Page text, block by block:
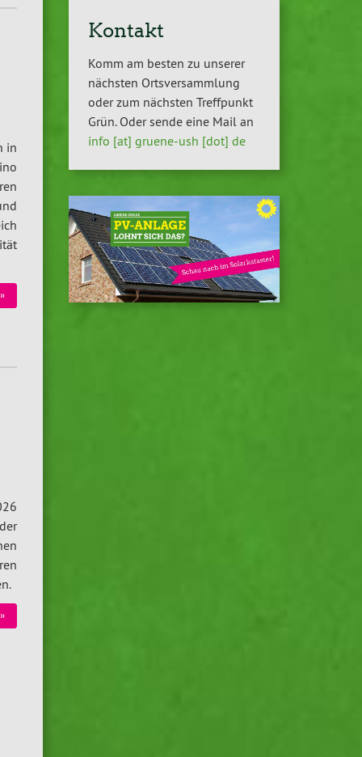
in
Kontakt
Komm am besten zu unserer
nächsten Ortsversammlung
oder zum nächsten Treffpunkt
Grün. Oder sende eine Mail an
info [at] gruene-ush [dot] de